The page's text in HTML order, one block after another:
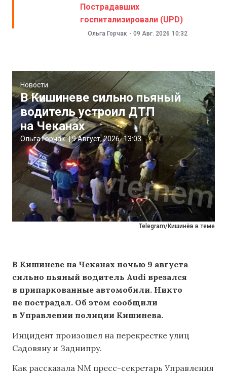
Пострадавших
госпитализировали (UPD)
Ольга Горчак - 09 Авг. 2026 10:32
Telegram/Кишинёв в теме
Новости
В Кишиневе сильно пьяный
водитель устроил ДТП
на Чеканах
Ольга Горчак |9 Август, 2026 13:03
В Кишиневе на Чеканах ночью 9 августа
сильно пьяный водитель Audi врезался
в припаркованные автомобили. Никто
не пострадал. Об этом сообщили
в Управлении полиции Кишинева.
Инцидент произошел на перекрестке улиц
Садовяну и Заднипру.
Как рассказала NM пресс-секретарь Управления